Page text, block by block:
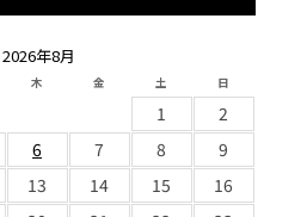
2026年8月
木 金 土 日
1
2
6 7 8
9
13 14 15
16